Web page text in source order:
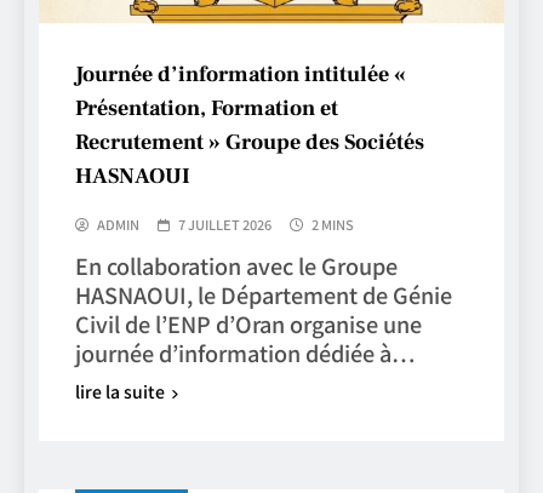
Journée d’information intitulée «
Présentation, Formation et
Recrutement » Groupe des Sociétés
HASNAOUI
ADMIN 7 JUILLET 2026 2 MINS
En collaboration avec le Groupe
HASNAOUI, le Département de Génie
Civil de l’ENP d’Oran organise une
journée d’information dédiée à…
lire la suite